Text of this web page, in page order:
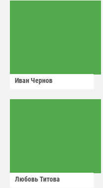
Иван Чернов
Любовь Титова